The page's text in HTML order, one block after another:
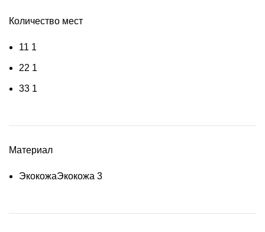
Количество мест
11 1
22 1
33 1
Материал
ЭкокожаЭкокожа 3